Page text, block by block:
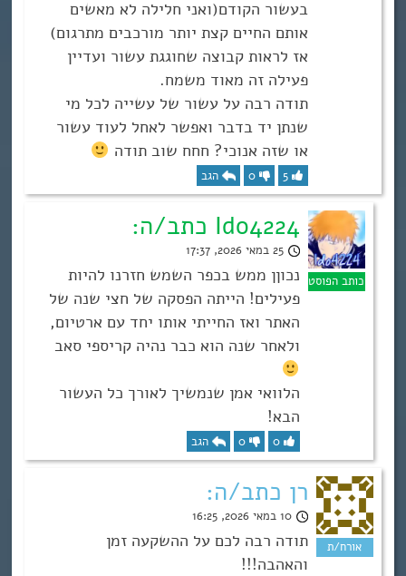
בעשור הקודם(ואני חלילה לא מאשים
אותם החיים קצת יותר מורכבים מתרגום)
אז לראות קבוצה שחוגגת עשור ועדיין
פעילה זה מאוד משמח.
תודה רבה על עשור של עשייה לכל מי
שנתן יד בדבר ואפשר לאחל לעוד עשור
או שזה אנוכי? חחח שוב תודה
5
0 הגב
Ido4224 כתב/ה:
25 במאי 2026, 17:37
נכוןן ממש בכפר השמש חזרנו להיות
פעילים! הייתה הפסקה של חצי שנה של
האתר ואז החייתי אותו יחד עם ארטיום,
ולאחר שנה הוא כבר נהיה קריספי סאב
הלוואי אמן שנמשיך לאורך כל העשור
הבא!
0
0 הגב
רן כתב/ה:
10 במאי 2026, 16:25
תודה רבה לכם על ההשקעה זמן
והאהבה!!!